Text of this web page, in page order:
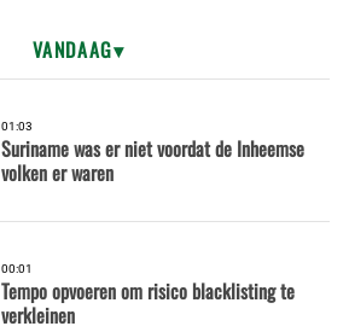
VANDAAG
01:03
Suriname was er niet voordat de Inheemse
volken er waren
00:01
Tempo opvoeren om risico blacklisting te
verkleinen